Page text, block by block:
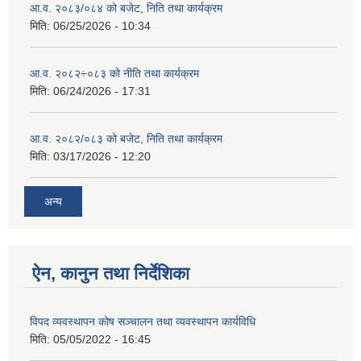
आ.व. २०८३/०८४ को बजेट, निति तथा कार्यक्रम
मिति: 06/25/2026 - 10:34
आ.व. २०८२÷०८३ को नीति तथा कार्यक्रम
मिति: 06/24/2026 - 17:31
आ.व. २०८२/०८३ को बजेट, निति तथा कार्यक्रम
मिति: 03/17/2026 - 12:20
अन्य
ऐन, कानुन तथा निर्देशिका
विपद व्यवस्थापन कोष सञ्चालन तथा व्यवस्थापन कार्यविधि
मिति: 05/05/2022 - 16:45